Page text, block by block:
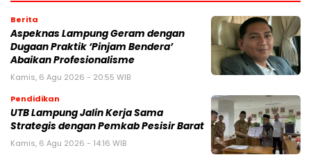
Berita
Aspeknas Lampung Geram dengan
Dugaan Praktik ‘Pinjam Bendera’
Abaikan Profesionalisme
Kamis, 6 Agu 2026 - 20:55 WIB
Pendidikan
UTB Lampung Jalin Kerja Sama
Strategis dengan Pemkab Pesisir Barat
Kamis, 6 Agu 2026 - 14:16 WIB